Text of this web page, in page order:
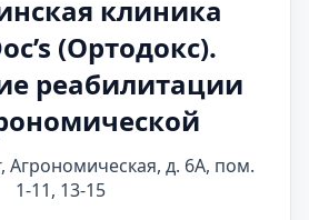
клиника
(Ортодокс).
реабилитации
Агрономическая, д. 6А, пом.
1-11, 13-15